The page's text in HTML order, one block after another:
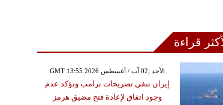
قراءة
GMT 13:55 2026 الأحد ,02 آب / أغسطس
إيران تنفي تصريحات ترامب وتؤكد عدم
وجود اتفاق لإعادة فتح مضيق هرمز